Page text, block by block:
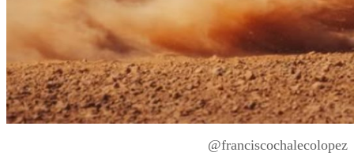
@franciscochalecolopez